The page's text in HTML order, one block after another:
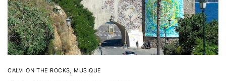
CALVI ON THE ROCKS, MUSIQUE